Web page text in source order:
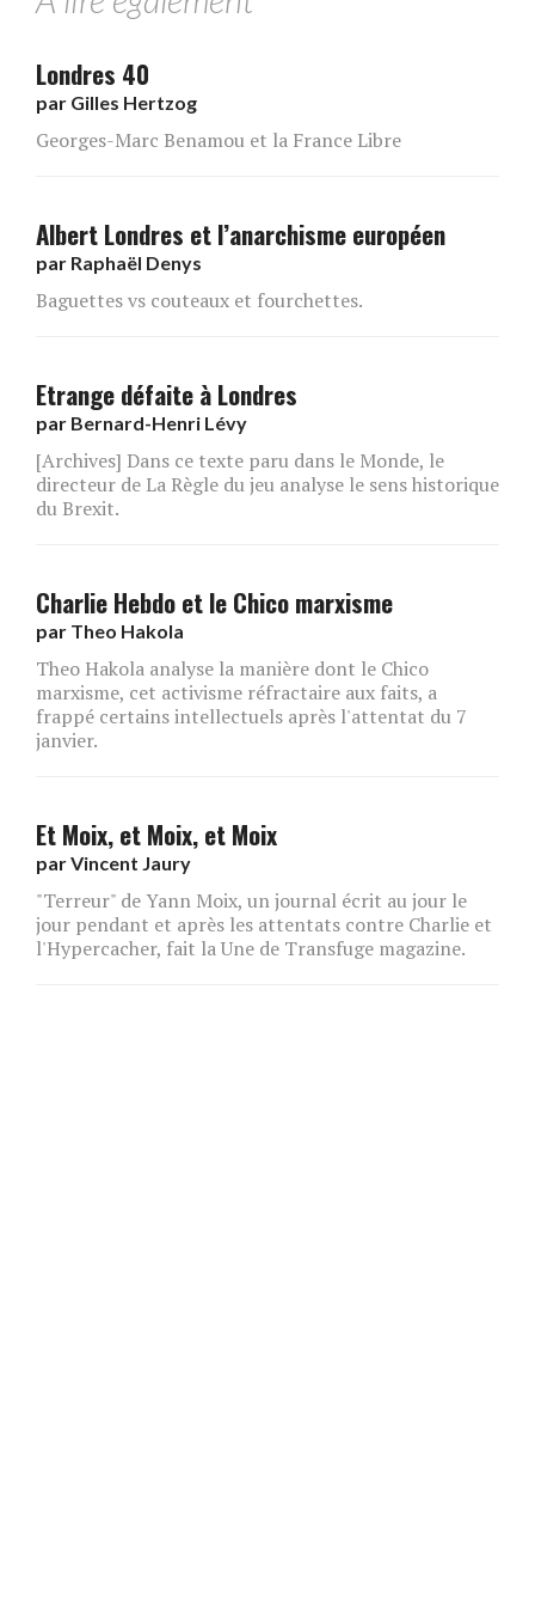
Londres 40
par Gilles Hertzog
Georges-Marc Benamou et la France Libre
Albert Londres et l’anarchisme européen
par Raphaël Denys
Baguettes vs couteaux et fourchettes.
Etrange défaite à Londres
par Bernard-Henri Lévy
[Archives] Dans ce texte paru dans le Monde, le
directeur de La Règle du jeu analyse le sens historique
du Brexit.
Charlie Hebdo et le Chico marxisme
par Theo Hakola
Theo Hakola analyse la manière dont le Chico
marxisme, cet activisme réfractaire aux faits, a
frappé certains intellectuels après l'attentat du 7
janvier.
Et Moix, et Moix, et Moix
parVincent Jaury
"Terreur" de Yann Moix, un journal écrit au jour le
jour pendant et après les attentats contre Charlie et
l'Hypercacher, fait la Une de Transfuge magazine.